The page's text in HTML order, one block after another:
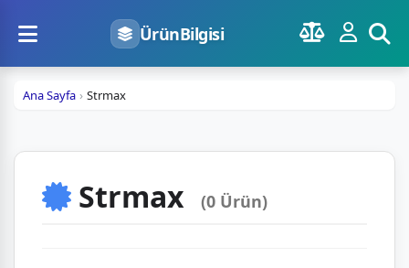
ÜrünBilgisi
Ana Sayfa Strmax
Strmax (0 Ürün)